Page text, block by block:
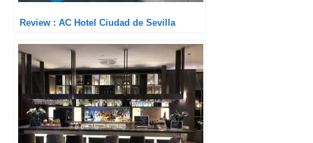
Review : AC Hotel Ciudad de Sevilla